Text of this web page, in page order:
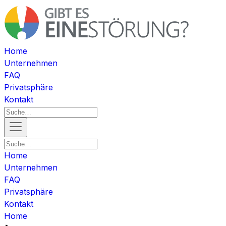
Home
Unternehmen
FAQ
Privatsphäre
Kontakt
Home
Unternehmen
FAQ
Privatsphäre
Kontakt
Home